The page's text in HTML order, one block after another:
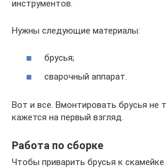
инструментов.
Нужны следующие материалы:
брусья;
сварочный аппарат.
Вот и все. Вмонтировать брусья не
кажется на первый взгляд.
Работа по сборке
Чтобы приварить брусья к